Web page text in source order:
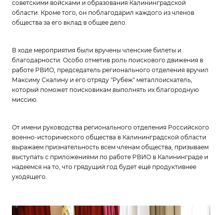
советскими войсками и образования Калининградской
области. Кроме того, он поблагодарил каждого из членов
общества за его вклад в общее дело.
В ходе мероприятия были вручены членские билеты и
благодарности. Особо отметив роль поискового движения в
работе РВИО, председатель регионального отделения вручил
Максиму Скалину и его отряду "Рубеж" металлоискатель,
который поможет поисковикам выполнять их благородную
миссию.
От имени руководства регионального отделения Российского
военно-исторического общества в Калининградской области
выражаем признательность всем членам общества, призываем
выступать с приложениями по работе РВИО в Калининграде и
надеемся на то, что грядущий год будет ещё продуктивнее
уходящего.